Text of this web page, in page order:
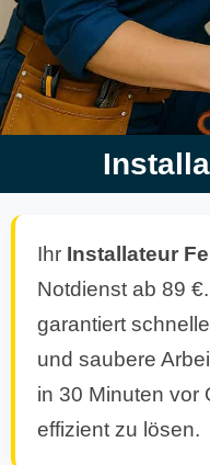
Ihr Installateur
Notdienst ab 89
garantiert
und saubere
in 30 Minuten vor
effizient zu lösen.